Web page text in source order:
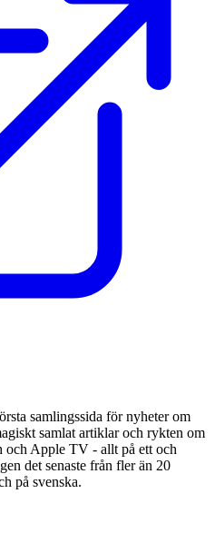
samlingssida för nyheter om
samlat artiklar och rykten om
och Apple TV - allt på ett och
det senaste från fler än 20
på svenska.